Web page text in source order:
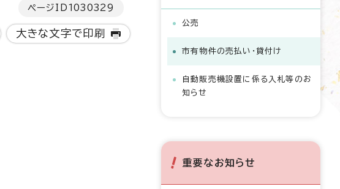
ページID 1030329
大きな文字で印刷
公売
市有物件の売払い・貸付け
自動販売機設置に係る入札等のお
知らせ
重要なお知らせ